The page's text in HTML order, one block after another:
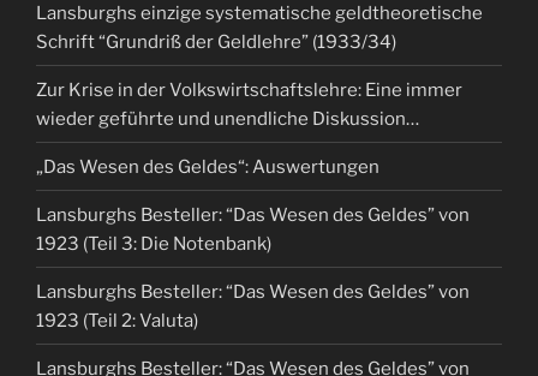
Lansburghs einzige systematische geldtheoretische
Schrift “Grundriß der Geldlehre” (1933/34)
Zur Krise in der Volkswirtschaftslehre: Eine immer
wieder geführte und unendliche Diskussion…
„Das Wesen des Geldes“: Auswertungen
Lansburghs Besteller: “Das Wesen des Geldes” von
1923 (Teil 3: Die Notenbank)
Lansburghs Besteller: “Das Wesen des Geldes” von
1923 (Teil 2: Valuta)
Lansburghs Besteller: “Das Wesen des Geldes” von